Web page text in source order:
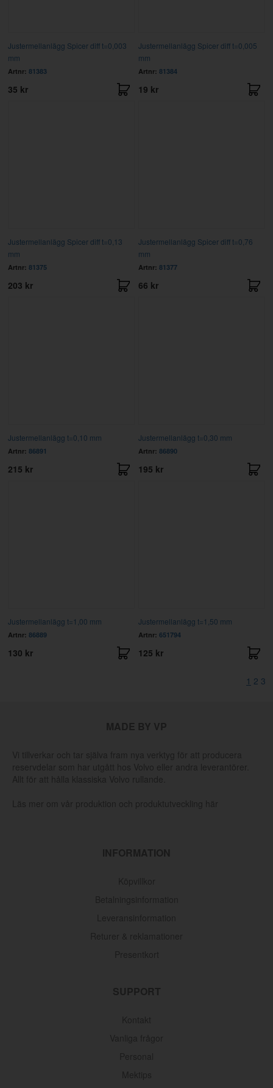
Justermellanlägg Spicer diff t=0,003
mm
Artnr: 81383
35 kr
Justermellanlägg Spicer diff t=0,005
mm
Artnr: 81384
19 kr
Justermellanlägg Spicer diff t=0,13
mm
Artnr: 81375
203 kr
Justermellanlägg Spicer diff t=0,76
mm
Artnr: 81377
66 kr
Justermellanlägg t=0,10 mm
Artnr: 86891
215 kr
Justermellanlägg t=0,30 mm
Artnr: 86890
195 kr
Justermellanlägg t=1,00 mm
Artnr: 86889
130 kr
Justermellanlägg t=1,50 mm
Artnr: 651794
125 kr
1 2 3